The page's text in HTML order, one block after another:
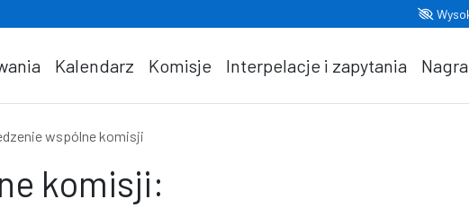
Kalendarz Komisje Interpelacje i zapytania
wspólne komisji
komisji: